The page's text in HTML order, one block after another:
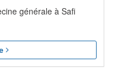
générale à Safi